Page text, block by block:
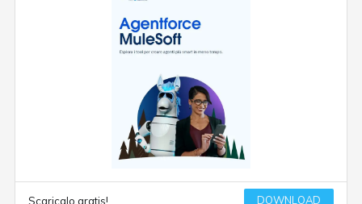
Scaricalo gratis! DOWNLOAD